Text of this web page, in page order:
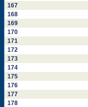
167
168
169
170
171
172
173
174
175
176
177
178